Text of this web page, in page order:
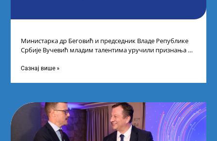
Министарка др Беговић и председник Владе Републике
Србије Вучевић младим талентима уручили признања У
Сазнај више »